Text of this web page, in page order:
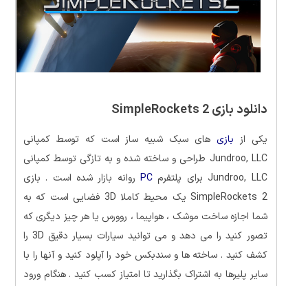
دانلود بازی SimpleRockets 2
یکی از بازی های سبک شبیه ساز است که توسط کمپانی
Jundroo, LLC طراحی و ساخته شده و به تازگی توسط کمپانی
Jundroo, LLC برای پلتفرم
PCروانه بازار شده است . بازی
SimpleRockets 2 یک محیط کاملا 3D فضایی است که به
شما اجازه ساخت موشک ، هواپیما ، روورس یا هر چیز دیگری که
تصور کنید را می دهد و می توانید سیارات بسیار دقیق 3D را
کشف کنید . ساخته ها و سندبکس خود را آپلود کنید و آنها را با
سایر پلیرها به اشتراک بگذارید تا امتیاز کسب کنید . هنگام ورود